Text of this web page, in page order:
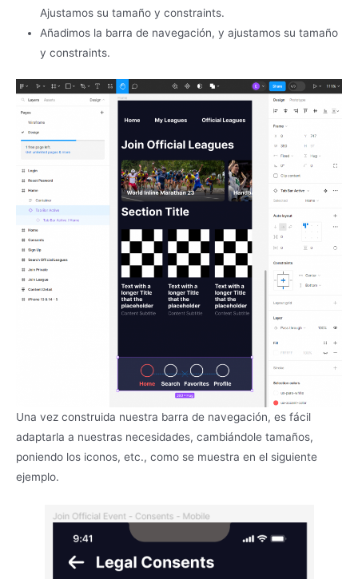
Ajustamos su tamaño y constraints.
Añadimos la barra de navegación, y ajustamos su tamaño
y constraints.
Una vez construida nuestra barra de navegación, es fácil
adaptarla a nuestras necesidades, cambiándole tamaños,
poniendo los iconos, etc., como se muestra en el siguiente
ejemplo.